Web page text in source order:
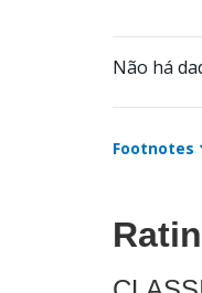
Não há
Footnotes